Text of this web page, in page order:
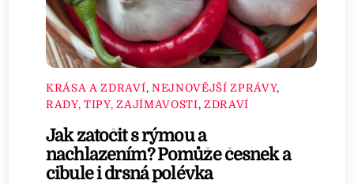
KRÁSA A ZDRAVÍ, NEJNOVĚJŠÍ ZPRÁVY,
RADY, TIPY, ZAJÍMAVOSTI, ZDRAVÍ
Jak zatočit s rýmou a
nachlazením? Pomůže česnek a
cibule i drsná polévka